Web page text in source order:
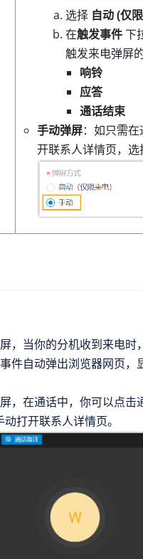
选择 自动 (仅
在触发事件下
触发来电弹屏
响铃
应答
通话结束
手动弹屏：如只需
开联系人详情页，
，当你的分机收到来电时
件自动弹出浏览器网页，
，在通话中，你可以点击
打开联系人详情页。